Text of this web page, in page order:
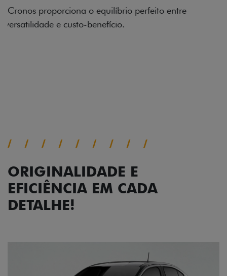
As rodas de liga leve com desenho dinâmico e
acabamento diamantado elevam o estilo do Fiat
ORIGINALIDADE E
EFICIÊNCIA EM CADA
DETALHE!